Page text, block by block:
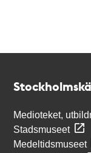
Medioteket,
Stadsmuseet
Medeltidsmuseet